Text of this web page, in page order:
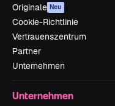
Originale Neu
Cookie-Richtlinie
Vertrauenszentrum
Partner
Unternehmen
Unternehmen